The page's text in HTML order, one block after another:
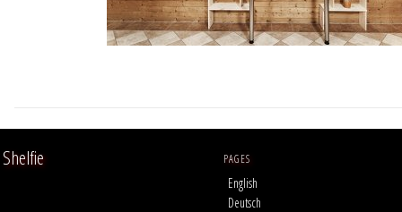
Shelfie PAGES
English
Deutsch